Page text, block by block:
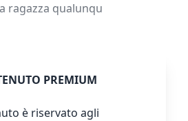
ragazza qualunqu
PREMIUM
è riservato agli